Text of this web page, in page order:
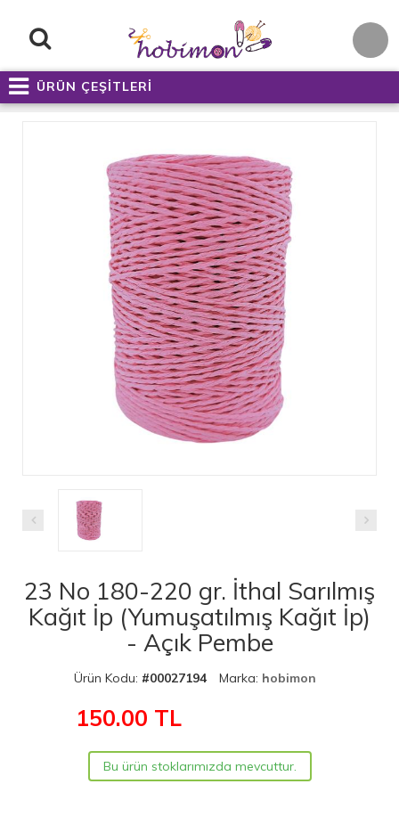
ÜRÜN ÇEŞİTLERİ
23 No 180-220 gr. İthal Sarılmış
Kağıt İp (Yumuşatılmış Kağıt İp)
- Açık Pembe
Ürün Kodu: #00027194 Marka: hobimon
150.00 TL
Bu ürün stoklarımızda mevcuttur.